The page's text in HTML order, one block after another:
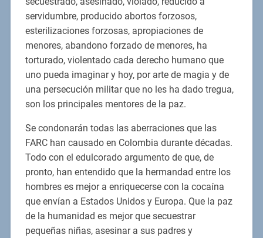
servidumbre, producido abortos forzosos,
esterilizaciones forzosas, apropiaciones de
menores, abandono forzado de menores, ha
torturado, violentado cada derecho humano que
uno pueda imaginar y hoy, por arte de magia y de
una persecución militar que no les ha dado tregua,
son los principales mentores de la paz.
Se condonarán todas las aberraciones que las
FARC han causado en Colombia durante décadas.
Todo con el edulcorado argumento de que, de
pronto, han entendido que la hermandad entre los
hombres es mejor a enriquecerse con la cocaína
que envían a Estados Unidos y Europa. Que la paz
de la humanidad es mejor que secuestrar
pequeñas niñas, asesinar a sus padres y